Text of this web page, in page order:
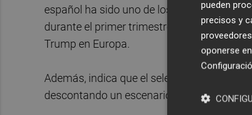
español ha sido uno de los índices
durante el primer trimestre del año, dado
Trump en Europa.
Además, indica que el selectivo se ha
descontando un escenario favorable para
pueden
precisos y
oponerse en